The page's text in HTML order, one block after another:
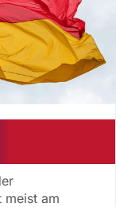
meist am